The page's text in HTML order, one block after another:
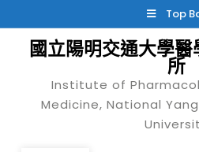
to
content
Top
國立陽明交通大學
所
Institute of
Medicine, National